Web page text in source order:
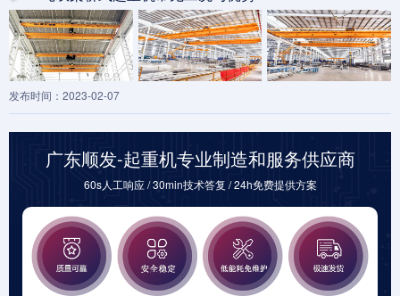
发布时间：2023-02-07
广东顺发-起重机专业制造和服务供应商
60s人工响应 / 30min技术答复 / 24h免费提供方案